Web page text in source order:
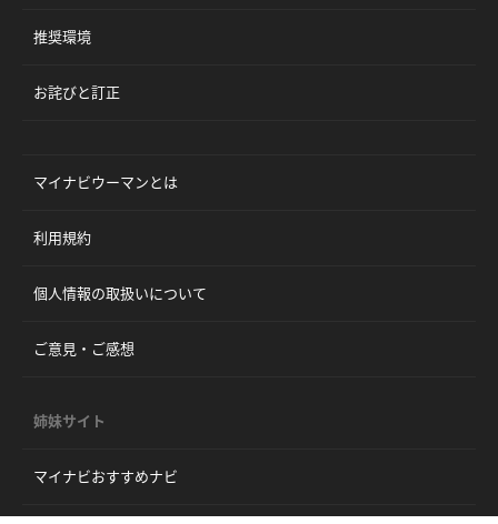
推奨環境
お詫びと訂正
マイナビウーマンとは
利用規約
個人情報の取扱いについて
ご意見・ご感想
姉妹サイト
マイナビおすすめナビ